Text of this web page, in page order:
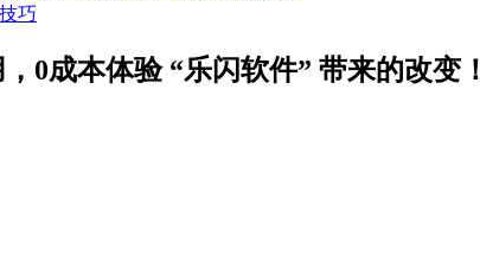
巧
0成本体验 “乐闪软件” 带来的改变！